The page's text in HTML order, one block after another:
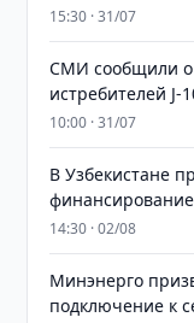
15:30 · 31/07
СМИ сообщили о
истребителей J-
10:00 · 31/07
В Узбекистане
14:30 · 02/08
Минэнерго
подключение к